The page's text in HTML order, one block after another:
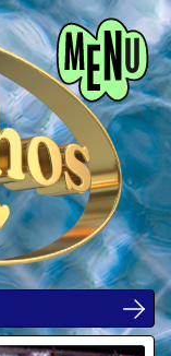
Menü